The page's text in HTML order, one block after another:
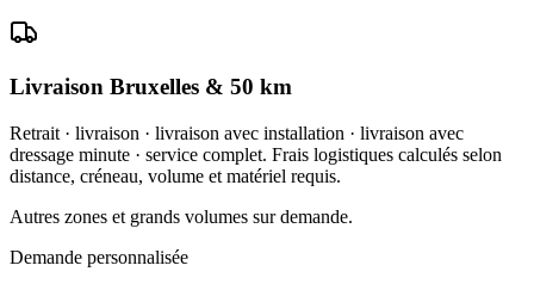
Livraison Bruxelles & 50 km
Retrait · livraison · livraison avec installation · livraison avec
dressage minute · service complet. Frais logistiques calculés selon
distance, créneau, volume et matériel requis.
Autres zones et grands volumes sur demande.
Demande personnalisée